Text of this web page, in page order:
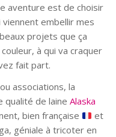
aventure est de choisir
embellir mes
projets que ça
à qui va craquer
fait part.
associations, la
qualité de laine Alaska
bien française
et
géniale à tricoter en